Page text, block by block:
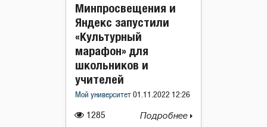
1285
Минпросвещения и
Яндекс запустили
«Культурный
марафон» для
школьников и
учителей
Мой университет 01.11.2022 12:26
Подробнее